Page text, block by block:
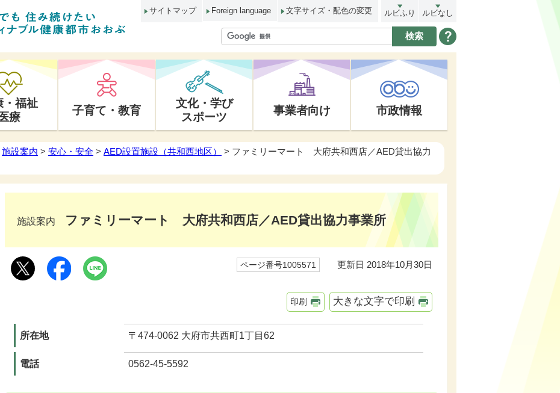
サイトマップ Foreign language 文字サイズ・配色の変更 ルビふり ルビなし
・福祉
医療
子育て・教育
文化・学び
スポーツ
事業者向け 市政情報
施設案内 > 安心・安全 > AED設置施設（共和西地区）
> ファミリーマート 大府共和西店／AED貸出協力
施設案内 ファミリーマート 大府共和西店／AED貸出協力事業所
ページ番号1005571 更新日 2018年10月30日
印刷 大きな文字で印刷
所在地 〒474-0062 大府市共西町1丁目62
電話 0562-45-5592